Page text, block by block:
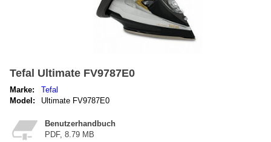
Tefal Ultimate FV9787E0
Marke:
Tefal
Model:
Ultimate FV9787E0
Benutzerhandbuch
PDF, 8.79 MB